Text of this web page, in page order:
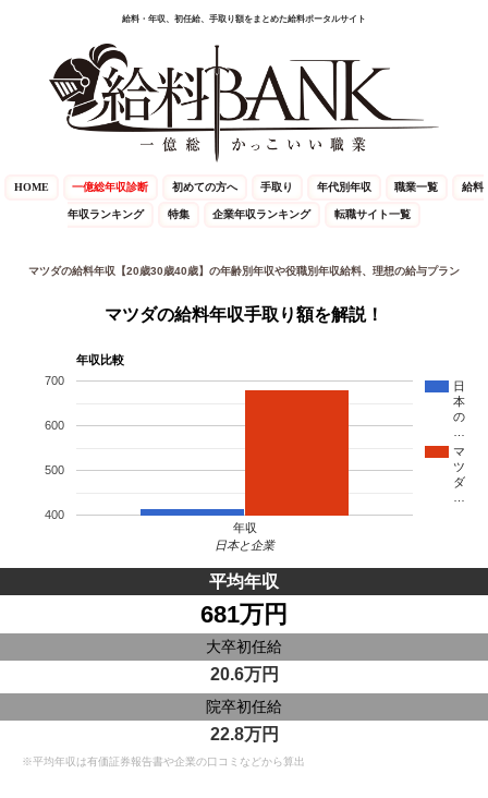
給料・年収、初任給、手取り額をまとめた給料ポータルサイト
HOME 一億総年収診断 初めての方へ 手取り 年代別年収 職業一覧 給料
年収ランキング 特集 企業年収ランキング 転職サイト一覧
マツダの給料年収【20歳30歳40歳】の年齢別年収や役職別年収給料、理想の給与プラン
マツダの給料年収手取り額を解説！
年収比較
日
本
の
マ
ツ
ダ
年収
400
500
600
700
日本と企業
平均年収
681万円
大卒初任給
20.6万円
院卒初任給
22.8万円
※平均年収は有価証券報告書や企業の口コミなどから算出